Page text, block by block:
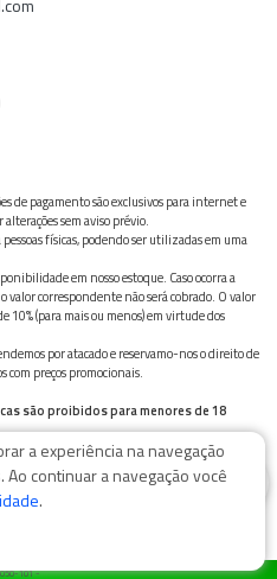
de pagamento são exclusivos para internet e
sem aviso prévio.
físicas, podendo ser utilizadas em uma
em nosso estoque. Caso ocorra a
valor correspondente não será cobrado. O valor
10% (para mais ou menos) em virtude dos
por atacado e reservamo-nos o direito de
preços promocionais.
são proibidos para menores de 18
e, em excesso, provoca graves males à saúde.
101 -
a experiência na navegação
continuar a navegação você
.